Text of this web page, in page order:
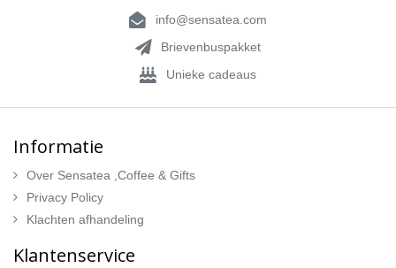
info@sensatea.com
Brievenbuspakket
Unieke cadeaus
Informatie
Over Sensatea ,Coffee & Gifts
Privacy Policy
Klachten afhandeling
Klantenservice